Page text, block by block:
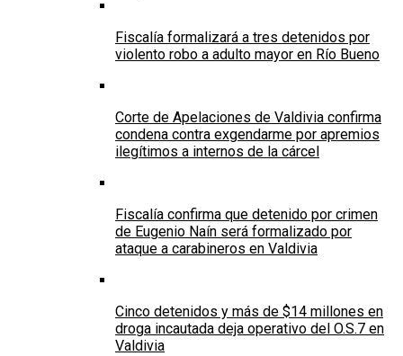
Fiscalía formalizará a tres detenidos por
violento robo a adulto mayor en Río Bueno
Corte de Apelaciones de Valdivia confirma
condena contra exgendarme por apremios
ilegítimos a internos de la cárcel
Fiscalía confirma que detenido por crimen
de Eugenio Naín será formalizado por
ataque a carabineros en Valdivia
Cinco detenidos y más de $14 millones en
droga incautada deja operativo del O.S.7 en
Valdivia